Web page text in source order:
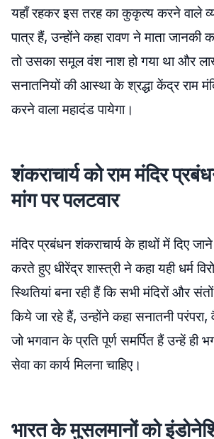
यहाँ रहकर इस तरह का कुकृत्य करने वाले
पात्र हैं, उन्होंने कहा रावण ने माता जानकी
तो उसका समूल वंश नाश हो गया था और
सनातनियों की आस्था के श्रद्धा केंद्र राम
करने वाला महादंड पायेगा।
शंकराचार्य को राम मंदिर
मांग पर पलटवार
मंदिर प्रबंधन शंकराचार्य के हाथों में दिए
करते हुए धीरेंद्र शास्त्री ने कहा यही धर्म
स्थितियां बना रही हैं कि सभी मंदिरों और
किये जा रहे हैं, उन्होंने कहा सनातनी परंपरा,
जो भगवान के प्रति पूर्ण समर्पित हैं उन्हें ही
सेवा का कार्य मिलना चाहिए।
भारत के मुसलमानों को